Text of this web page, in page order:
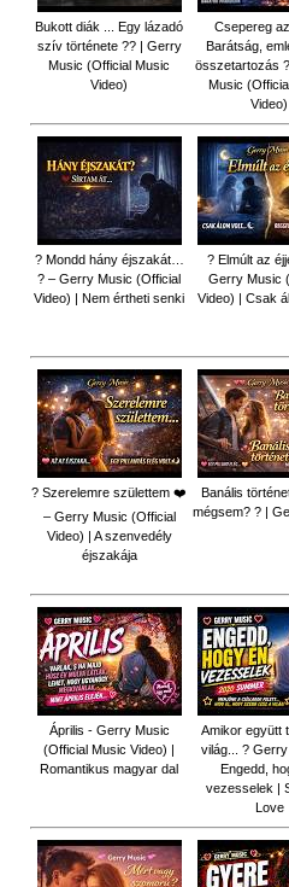
Bukott diák ... Egy lázadó
szív története ?? | Gerry
Music (Official Music
Video)
Csepereg
Barátság,
összetartozás
Music
Video)
? Mondd hány éjszakát…
? – Gerry Music (Official
Video) | Nem értheti senki
? Elmúlt az
Gerry Music
Video) | Csak
? Szerelemre születtem ❤️
– Gerry Music (Official
Video) | A szenvedély
éjszakája
Banális
mégsem? ? |
Április - Gerry Music
(Official Music Video) |
Romantikus magyar dal
Amikor együtt
világ... ?
Engedd,
vezesselek |
Love